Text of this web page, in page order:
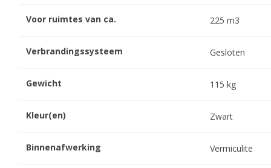
Voor ruimtes van ca. 225 m3
Verbrandingssysteem Gesloten
Gewicht 115 kg
Kleur(en) Zwart
Binnenafwerking Vermiculite